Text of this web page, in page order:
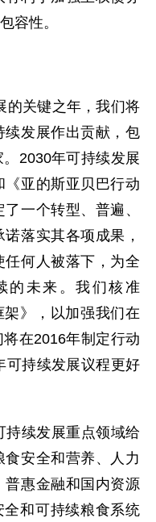
容性。
关键之年，我们将
发展作出贡献，包
2030年可持续发展
亚的斯亚贝巴行动
一个转型、普遍、
落实其各项成果，
何人被落下，为全
的未来。我们核准
架》，以加强我们在
在2016年制定行动
可持续发展议程更好
续发展重点领域给
安全和营养、人力
普惠金融和国内资源
和可持续粮食系统